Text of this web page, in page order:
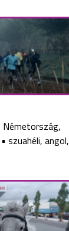
Németország,
• szuahéli, angol,